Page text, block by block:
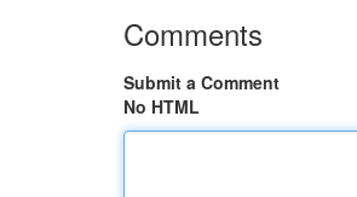
Comments
Submit a Comment
No HTML